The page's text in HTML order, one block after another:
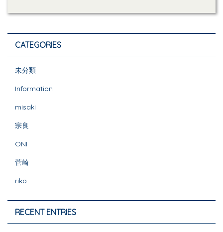
CATEGORIES
未分類
Information
misaki
宗良
ONI
菅崎
riko
RECENT ENTRIES